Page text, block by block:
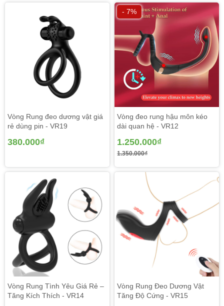
Vòng Rung đeo dương vật giá
rẻ dùng pin - VR19
380.000₫
- 7%
Vòng đeo rung hậu môn kéo
dài quan hệ - VR12
1.250.000₫
1.350.000₫
Vòng Rung Tình Yêu Giá Rẻ –
Tăng Kích Thích - VR14
Vòng Rung Đeo Dương Vật
Tăng Độ Cứng - VR15